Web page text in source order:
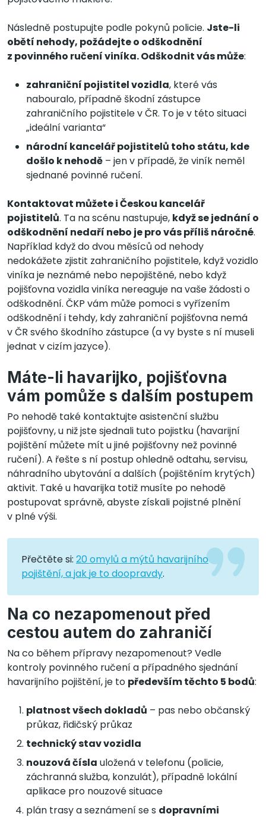
Následně postupujte podle pokynů policie. Jste-li
obětí nehody, požádejte o odškodnění
z povinného ručení viníka. Odškodnit vás může:
zahraniční pojistitel vozidla, které vás
nabouralo, případně škodní zástupce
zahraničního pojistitele v ČR. To je v této situaci
„ideální varianta“
národní kancelář pojistitelů toho státu, kde
došlo k nehodě – jen v případě, že viník neměl
sjednané povinné ručení.
Kontaktovat můžete i Českou kancelář
pojistitelů. Ta na scénu nastupuje, když se jednání o
odškodnění nedaří nebo je pro vás příliš náročné.
Například když do dvou měsíců od nehody
nedokážete zjistit zahraničního pojistitele, když vozidlo
viníka je neznámé nebo nepojištěné, nebo když
pojišťovna vozidla viníka nereaguje na vaše žádosti o
odškodnění. ČKP vám může pomoci s vyřízením
odškodnění i tehdy, kdy zahraniční pojišťovna nemá
v ČR svého škodního zástupce (a vy byste s ní museli
jednat v cizím jazyce).
Máte-li havarijko, pojišťovna
vám pomůže s dalším postupem
Po nehodě také kontaktujte asistenční službu
pojišťovny, u niž jste sjednali tuto pojistku (havarijní
pojištění můžete mít u jiné pojišťovny než povinné
ručení). A řešte s ní postup ohledně odtahu, servisu,
náhradního ubytování a dalších (pojištěním krytých)
aktivit. Také u havarijka totiž musíte po nehodě
postupovat správně, abyste získali pojistné plnění
v plné výši.
Přečtěte si: 20 omylů a mýtů havarijního
pojištění, a jak je to doopravdy.
Na co nezapomenout před
cestou autem do zahraničí
Na co během přípravy nezapomenout? Vedle
kontroly povinného ručení a případného sjednání
havarijního pojištění, je to především těchto 5 bodů:
platnost všech dokladů – pas nebo občanský
průkaz, řidičský průkaz
technický stav vozidla
nouzová čísla uložená v telefonu (policie,
záchranná služba, konzulát), případně lokální
aplikace pro nouzové situace
plán trasy a seznámení se s dopravními